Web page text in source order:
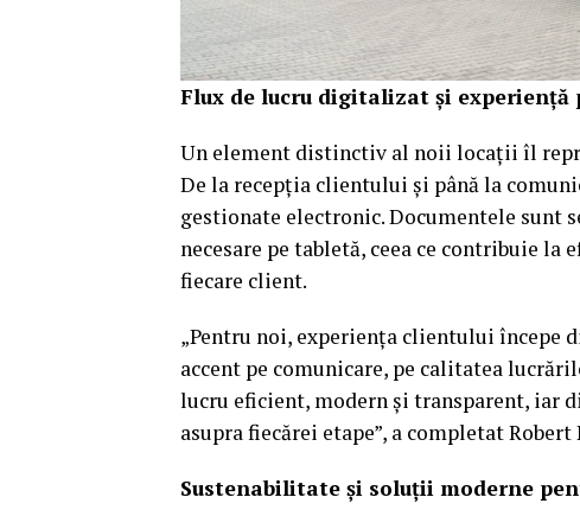
Flux de lucru digitalizat și
Un element distinctiv al noii locații îl
De la recepția clientului și până la
gestionate electronic. Documentele
necesare pe tabletă, ceea ce contribuie
fiecare client.
„Pentru noi, experiența clientului începe
accent pe comunicare, pe calitatea
lucru eficient, modern și transparent, iar
asupra fiecărei etape”, a completat Robert
Sustenabilitate și soluții moderne